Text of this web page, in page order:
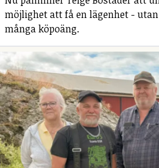
möjlighet att få en lägenhet -
många köpoäng.